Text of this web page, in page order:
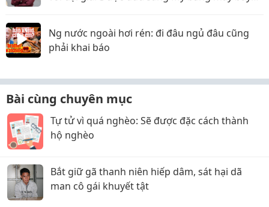
Ng nước ngoài hơi rén: đi đâu ngủ đâu cũng
phải khai báo
Bài cùng chuyên mục
Tự tử vì quá nghèo: Sẽ được đặc cách thành
hộ nghèo
Bắt giữ gã thanh niên hiếp dâm, sát hại dã
man cô gái khuyết tật